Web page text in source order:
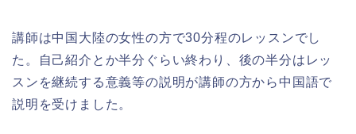
講師は中国大陸の女性の方で30分程のレッスンでし
た。自己紹介とか半分ぐらい終わり、後の半分はレッ
スンを継続する意義等の説明が講師の方から中国語で
説明を受けました。